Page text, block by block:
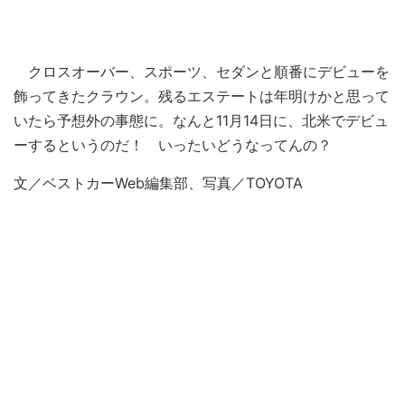
クロスオーバー、スポーツ、セダンと順番にデビューを
飾ってきたクラウン。残るエステートは年明けかと思って
いたら予想外の事態に。なんと11月14日に、北米でデビュ
ーするというのだ！ いったいどうなってんの？
文／ベストカーWeb編集部、写真／TOYOTA